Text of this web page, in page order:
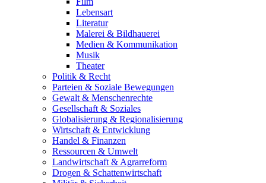
Lebensart
Literatur
Malerei & Bildhauerei
Medien & Kommunikation
Musik
Theater
Politik & Recht
Parteien & Soziale Bewegungen
Gewalt & Menschenrechte
Gesellschaft & Soziales
Globalisierung & Regionalisierung
Wirtschaft & Entwicklung
Handel & Finanzen
Ressourcen & Umwelt
Landwirtschaft & Agrarreform
Drogen & Schattenwirtschaft